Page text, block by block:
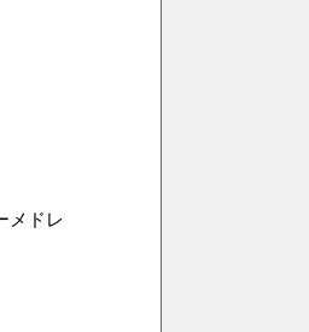
メドレ